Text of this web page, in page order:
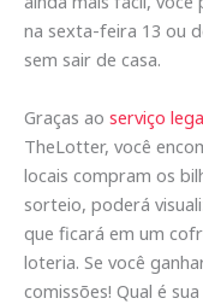
na sexta-feira 13 ou
sem sair de casa.
Graças ao serviço
TheLotter, você
locais compram os
sorteio, poderá
que ficará em um
loteria. Se você
comissões! Qual é